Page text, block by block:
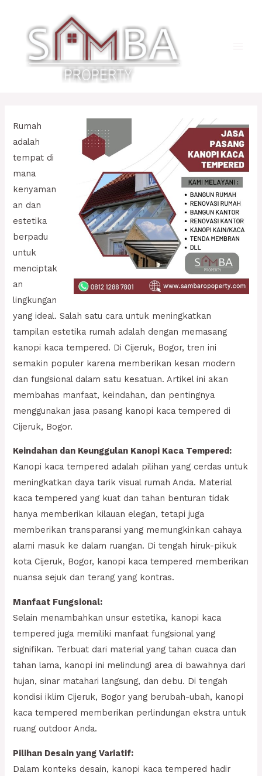
konten
Rumah
adalah
tempat di
mana
kenyaman
an dan
estetika
berpadu
untuk
menciptak
an
lingkungan
yang ideal. Salah satu cara untuk meningkatkan
tampilan estetika rumah adalah dengan memasang
kanopi kaca tempered. Di Cijeruk, Bogor, tren ini
semakin populer karena memberikan kesan modern
dan fungsional dalam satu kesatuan. Artikel ini akan
membahas manfaat, keindahan, dan pentingnya
menggunakan jasa pasang kanopi kaca tempered di
Cijeruk, Bogor.
Keindahan dan Keunggulan Kanopi Kaca Tempered:
Kanopi kaca tempered adalah pilihan yang cerdas untuk
meningkatkan daya tarik visual rumah Anda. Material
kaca tempered yang kuat dan tahan benturan tidak
hanya memberikan kilauan elegan, tetapi juga
memberikan transparansi yang memungkinkan cahaya
alami masuk ke dalam ruangan. Di tengah hiruk-pikuk
kota Cijeruk, Bogor, kanopi kaca tempered memberikan
nuansa sejuk dan terang yang kontras.
Manfaat Fungsional:
Selain menambahkan unsur estetika, kanopi kaca
tempered juga memiliki manfaat fungsional yang
signifikan. Terbuat dari material yang tahan cuaca dan
tahan lama, kanopi ini melindungi area di bawahnya dari
hujan, sinar matahari langsung, dan debu. Di tengah
kondisi iklim Cijeruk, Bogor yang berubah-ubah, kanopi
kaca tempered memberikan perlindungan ekstra untuk
ruang outdoor Anda.
Pilihan Desain yang Variatif:
Dalam konteks desain, kanopi kaca tempered hadir